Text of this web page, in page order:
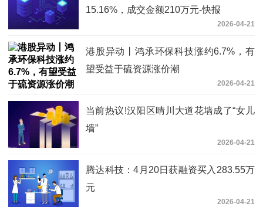
15.16%，成交金额210万元-快报
2026-04-21
港股异动丨鸿承环保科技涨约6.7%，有
望受益于硫资源涨价潮
2026-04-21
当前热议!汉阳区晴川大道花墙成了“女儿
墙”
2026-04-21
腾达科技：4月20日获融资买入283.55万
元
2026-04-21